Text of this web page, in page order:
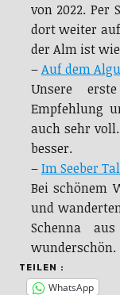
von 2022. Per
dort weiter auf
der Alm ist
–Auf dem
Unsere
Empfehlung
auch sehr
besser.
–Im Seeber
Bei schönem
und
Schenna
wunderschön.
TEILEN :
WhatsApp